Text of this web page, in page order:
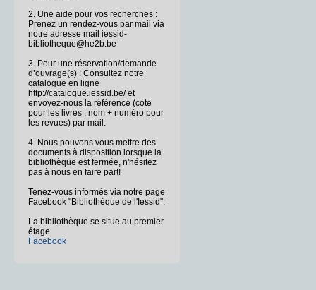
2. Une aide pour vos recherches :
Prenez un rendez-vous par mail via
notre adresse mail iessid-
bibliotheque@he2b.be
3. Pour une réservation/demande
d’ouvrage(s) : Consultez notre
catalogue en ligne
http://catalogue.iessid.be/ et
envoyez-nous la référence (cote
pour les livres ; nom + numéro pour
les revues) par mail.
4. Nous pouvons vous mettre des
documents à disposition lorsque la
bibliothèque est fermée, n'hésitez
pas à nous en faire part!
Tenez-vous informés via notre page
Facebook "Bibliothèque de l'Iessid".
La bibliothèque se situe au premier
étage
Facebook